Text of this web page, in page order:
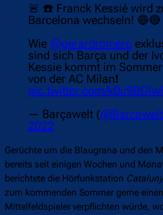
🚨 ☎️ Franck Kessié wird
Barcelona wechseln! 🔵🔴
Wie @gerardromero
sind sich Barça und der
Kessie kommt im
von der AC Milan❗️
pic.twitter.com/
— Barçawelt (@Barcawelt
2022
Gerüchte um die Blaugrana und den
bereits seit einigen Wochen und
berichtete die Hörfunkstation
zum kommenden Sommer gerne
Mittelfeldspieler verpflichten würde,